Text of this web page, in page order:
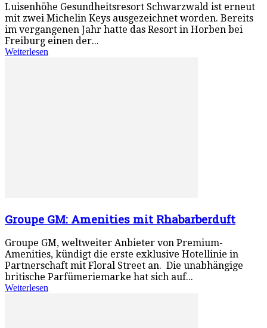
Luisenhöhe Gesundheitsresort Schwarzwald ist erneut
mit zwei Michelin Keys ausgezeichnet worden. Bereits
im vergangenen Jahr hatte das Resort in Horben bei
Freiburg einen der...
Weiterlesen
Groupe GM: Amenities mit Rhabarberduft
Groupe GM, weltweiter Anbieter von Premium-
Amenities, kündigt die erste exklusive Hotellinie in
Partnerschaft mit Floral Street an. Die unabhängige
britische Parfümeriemarke hat sich auf...
Weiterlesen